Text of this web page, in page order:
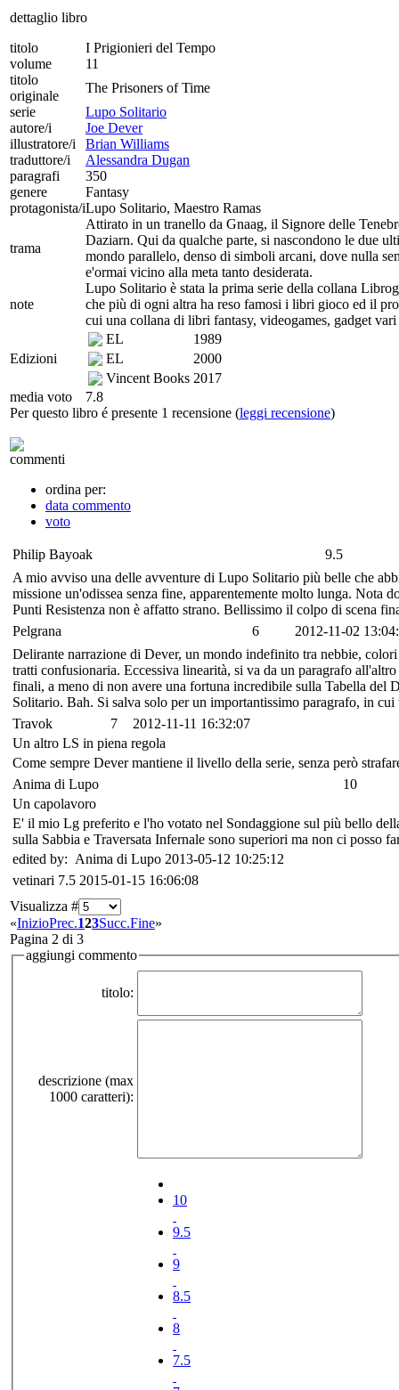
dettaglio libro
titolo
I Prigionieri del Tempo
volume
11
titolo
originale
The Prisoners of Time
serie
Lupo Solitario
autore/i
Joe Dever
illustratore/i
Brian Williams
traduttore/i
Alessandra Dugan
paragrafi
350
genere
Fantasy
protagonista/iLupo Solitario, Maestro Ramas
trama
Attirato in un tranello da Gnaag, il Signore delle
Daziarn. Qui da qualche parte, si nascondono le due
mondo parallelo, denso di simboli arcani, dove nulla
e'ormai vicino alla meta tanto desiderata.
note
Lupo Solitario è stata la prima serie della collana
che più di ogni altra ha reso famosi i libri gioco ed il
cui una collana di libri fantasy, videogames, gadget
Edizioni
EL
1989
EL
2000
Vincent Books 2017
media voto
7.8
Per questo libro é presente 1 recensione (leggi recensione)
commenti
ordina per:
data commento
voto
Philip Bayoak
9.5
A mio avviso una delle avventure di Lupo Solitario più belle che
missione un'odissea senza fine, apparentemente molto lunga.
Punti Resistenza non è affatto strano. Bellissimo il colpo di scena
Pelgrana
6
2012-11-02
Delirante narrazione di Dever, un mondo indefinito tra nebbie,
tratti confusionaria. Eccessiva linearità, si va da un paragrafo
finali, a meno di non avere una fortuna incredibile sulla Tabella del
Solitario. Bah. Si salva solo per un importantissimo paragrafo, in
Travok
7
2012-11-11 16:32:07
Un altro LS in piena regola
Come sempre Dever mantiene il livello della serie, senza però
Anima di Lupo
10
Un capolavoro
E' il mio Lg preferito e l'ho votato nel Sondaggione sul più bello
sulla Sabbia e Traversata Infernale sono superiori ma non ci posso
edited by: Anima di Lupo 2013-05-12 10:25:12
vetinari 7.5 2015-01-15 16:06:08
Visualizza #
«InizioPrec.123Succ.Fine»
Pagina 2 di 3
aggiungi commento
titolo:
descrizione (max
1000 caratteri):
10
9.5
9
8.5
8
7.5